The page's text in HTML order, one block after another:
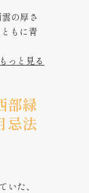
の厚さ
もに青
もっと見る
部緑
忌法
た、